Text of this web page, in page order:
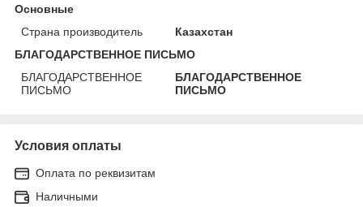
Основные
Страна производитель
Казахстан
БЛАГОДАРСТВЕННОЕ ПИСЬМО
БЛАГОДАРСТВЕННОЕ
ПИСЬМО
БЛАГОДАРСТВЕННОЕ
ПИСЬМО
Условия оплаты
Оплата по реквизитам
Наличными